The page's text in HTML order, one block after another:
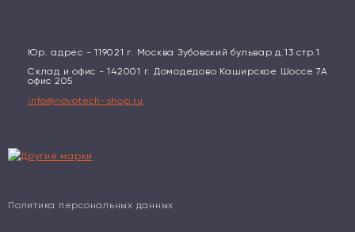
Юр. адрес - 119021 г. Москва Зубовский бульвар д.13 стр.1
Склад и офис - 142001 г. Домодедово Каширское Шоссе 7А
офис 205
info@novotech-shop.ru
Политика персональных данных